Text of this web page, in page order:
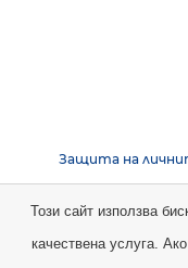
Защита на
Copyright ©
Този сайт използва
качествена услуга.